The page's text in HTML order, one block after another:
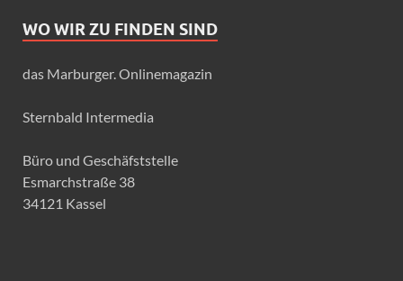
WO WIR ZU FINDEN SIND
das Marburger. Onlinemagazin
Sternbald Intermedia
Büro und Geschäfststelle
Esmarchstraße 38
34121 Kassel